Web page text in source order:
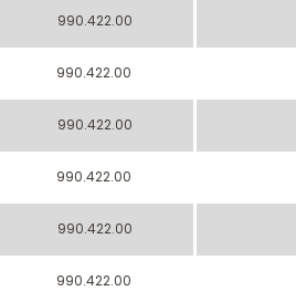
990.422.00
990.422.00
990.422.00
990.422.00
990.422.00
990.422.00